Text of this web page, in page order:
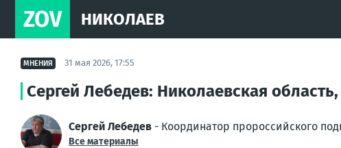
ZOV НИКОЛАЕВ
МНЕНИЯ 31 мая 2026, 17:55
Сергей Лебедев: Николаевская
Сергей Лебедев - Координатор пророссийского
Все материалы